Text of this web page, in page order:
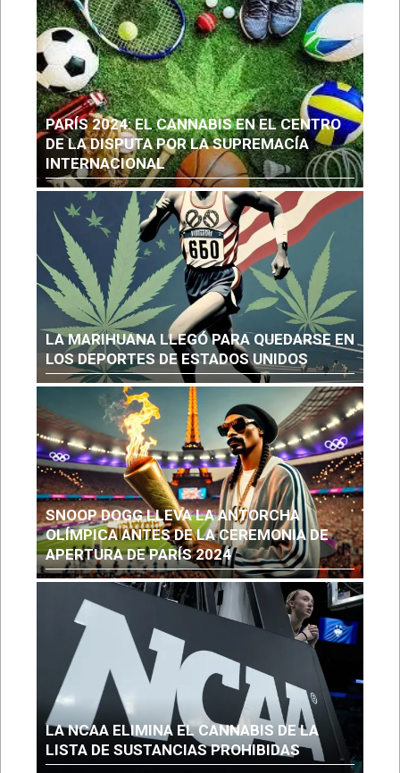
PARÍS 2024: EL CANNABIS EN EL CENTRO
DE LA DISPUTA POR LA SUPREMACÍA
INTERNACIONAL
LA MARIHUANA LLEGÓ PARA QUEDARSE EN
LOS DEPORTES DE ESTADOS UNIDOS
SNOOP DOGG LLEVA LA ANTORCHA
OLÍMPICA ANTES DE LA CEREMONIA DE
APERTURA DE PARÍS 2024
LA NCAA ELIMINA EL CANNABIS DE LA
LISTA DE SUSTANCIAS PROHIBIDAS